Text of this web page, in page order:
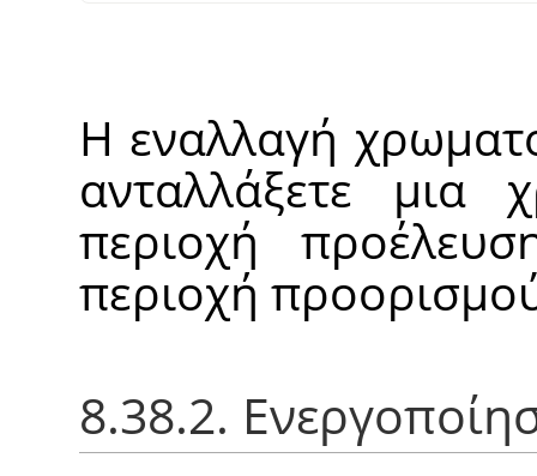
Η εναλλαγή
ανταλλάξετε μια
περιοχή
περιοχή
8.38.2.